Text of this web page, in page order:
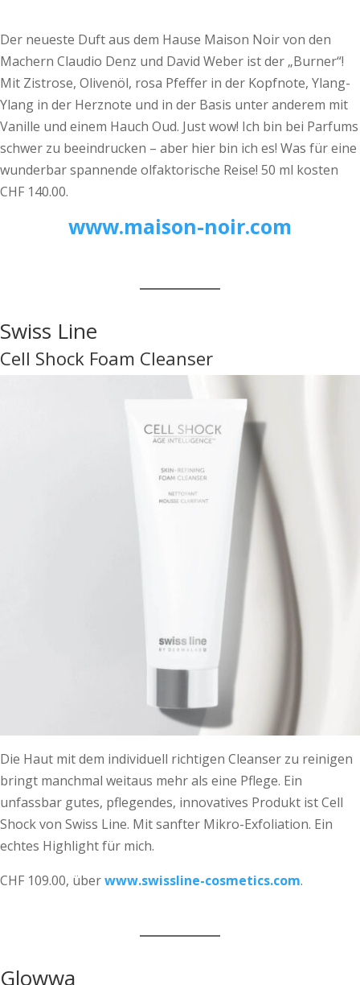
Der neueste Duft aus dem Hause Maison Noir von den
Machern Claudio Denz und David Weber ist der „Burner“!
Mit Zistrose, Olivenöl, rosa Pfeffer in der Kopfnote, Ylang-
Ylang in der Herznote und in der Basis unter anderem mit
Vanille und einem Hauch Oud. Just wow! Ich bin bei Parfums
schwer zu beeindrucken – aber hier bin ich es! Was für eine
wunderbar spannende olfaktorische Reise! 50 ml kosten
CHF 140.00.
www.maison-noir.com
Swiss Line
Cell Shock Foam Cleanser
Die Haut mit dem individuell richtigen Cleanser zu reinigen
bringt manchmal weitaus mehr als eine Pflege. Ein
unfassbar ­gutes, pflegendes, innovatives Produkt ist Cell
Shock von Swiss Line. Mit sanfter Mikro-Exfoliation. Ein
echtes Highlight für mich.
CHF 109.00, überwww.swissline-cosmetics.com.
Glowwa